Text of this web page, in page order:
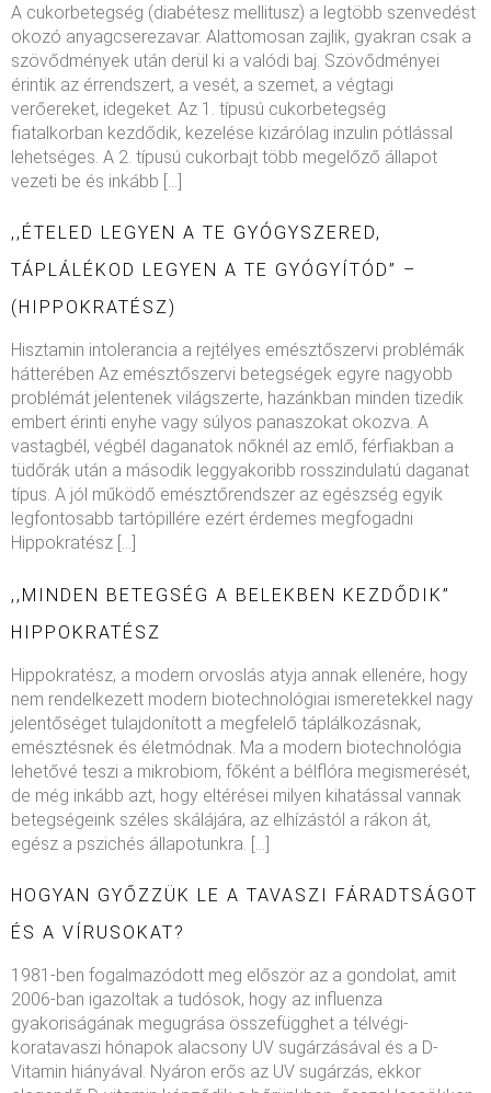
A cukorbetegség (diabétesz mellitusz) a legtöbb szenvedést
okozó anyagcserezavar. Alattomosan zajlik, gyakran csak a
szövődmények után derül ki a valódi baj. Szövődményei
érintik az érrendszert, a vesét, a szemet, a végtagi
verőereket, idegeket. Az 1. típusú cukorbetegség
fiatalkorban kezdődik, kezelése kizárólag inzulin pótlással
lehetséges. A 2. típusú cukorbajt több megelőző állapot
vezeti be és inkább […]
,,ÉTELED LEGYEN A TE GYÓGYSZERED,
TÁPLÁLÉKOD LEGYEN A TE GYÓGYÍTÓD” –
(HIPPOKRATÉSZ)
Hisztamin intolerancia a rejtélyes emésztőszervi problémák
hátterében Az emésztőszervi betegségek egyre nagyobb
problémát jelentenek világszerte, hazánkban minden tizedik
embert érinti enyhe vagy súlyos panaszokat okozva. A
vastagbél, végbél daganatok nőknél az emlő, férfiakban a
tüdőrák után a második leggyakoribb rosszindulatú daganat
típus. A jól működő emésztőrendszer az egészség egyik
legfontosabb tartópillére ezért érdemes megfogadni
Hippokratész […]
,,MINDEN BETEGSÉG A BELEKBEN KEZDŐDIK”
HIPPOKRATÉSZ
Hippokratész, a modern orvoslás atyja annak ellenére, hogy
nem rendelkezett modern biotechnológiai ismeretekkel nagy
jelentőséget tulajdonított a megfelelő táplálkozásnak,
emésztésnek és életmódnak. Ma a modern biotechnológia
lehetővé teszi a mikrobiom, főként a bélflóra megismerését,
de még inkább azt, hogy eltérései milyen kihatással vannak
betegségeink széles skálájára, az elhízástól a rákon át,
egész a pszichés állapotunkra. […]
HOGYAN GYŐZZÜK LE A TAVASZI FÁRADTSÁGOT
ÉS A VÍRUSOKAT?
1981-ben fogalmazódott meg először az a gondolat, amit
2006-ban igazoltak a tudósok, hogy az influenza
gyakoriságának megugrása összefügghet a télvégi-
koratavaszi hónapok alacsony UV sugárzásával és a D-
Vitamin hiányával. Nyáron erős az UV sugárzás, ekkor